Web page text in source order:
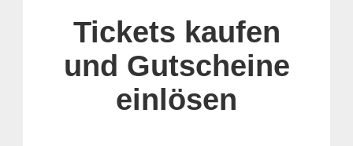
Tickets kaufen
und Gutscheine
einlösen